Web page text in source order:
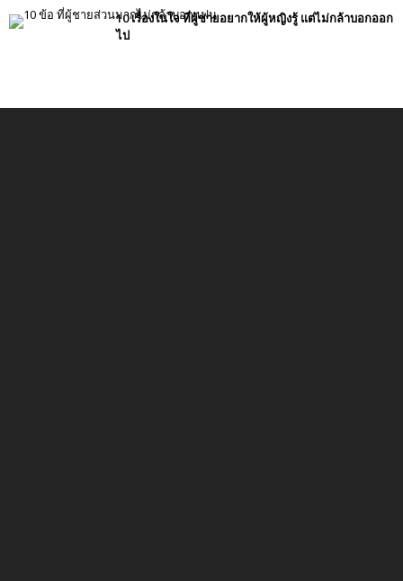
10 เรื่องในใจ ที่ผู้ชายอยากให้ผู้หญิงรู้ แต่ไม่กล้าบอกออก
ไป